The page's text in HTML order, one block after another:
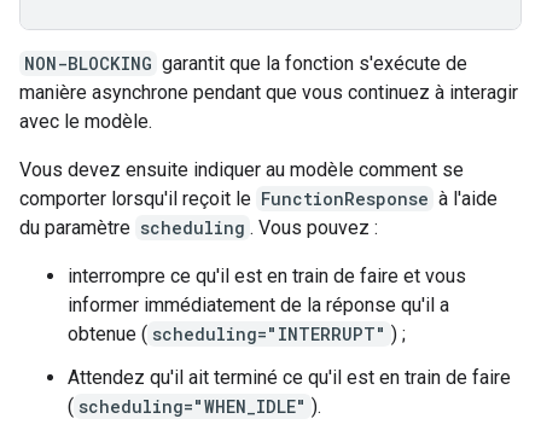
NON-BLOCKING garantit que la fonction s'exécute de
manière asynchrone pendant que vous continuez à interagir
avec le modèle.
Vous devez ensuite indiquer au modèle comment se
comporter lorsqu'il reçoit le FunctionResponse à l'aide
du paramètre scheduling . Vous pouvez :
interrompre ce qu'il est en train de faire et vous
informer immédiatement de la réponse qu'il a
obtenue ( scheduling="INTERRUPT" ) ;
Attendez qu'il ait terminé ce qu'il est en train de faire
( scheduling="WHEN_IDLE" ).